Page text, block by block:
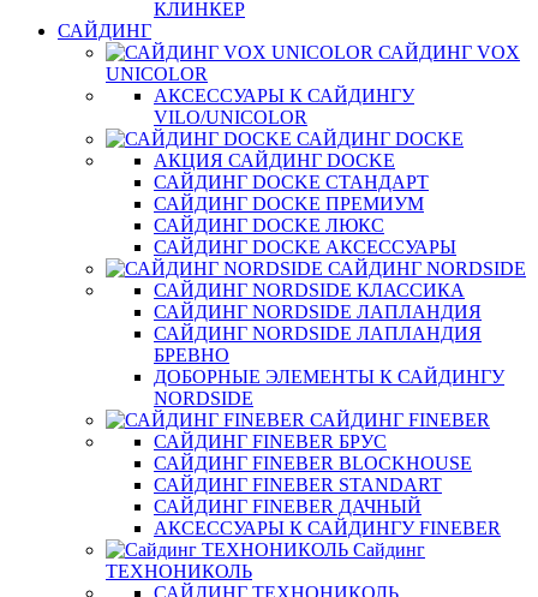
КЛИНКЕР
САЙДИНГ
САЙДИНГ VOX
UNICOLOR
АКСЕССУАРЫ К САЙДИНГУ
VILO/UNICOLOR
САЙДИНГ DOCKE
АКЦИЯ САЙДИНГ DOCKE
САЙДИНГ DOCKE СТАНДАРТ
САЙДИНГ DOCKE ПРЕМИУМ
САЙДИНГ DOCKE ЛЮКС
САЙДИНГ DOCKE АКСЕССУАРЫ
САЙДИНГ NORDSIDE
САЙДИНГ NORDSIDE КЛАССИКА
САЙДИНГ NORDSIDE ЛАПЛАНДИЯ
САЙДИНГ NORDSIDE ЛАПЛАНДИЯ
БРЕВНО
ДОБОРНЫЕ ЭЛЕМЕНТЫ К САЙДИНГУ
NORDSIDE
САЙДИНГ FINEBER
САЙДИНГ FINEBER БРУС
САЙДИНГ FINEBER BLOCKHOUSE
САЙДИНГ FINEBER STANDART
САЙДИНГ FINEBER ДАЧНЫЙ
АКСЕССУАРЫ К САЙДИНГУ FINEBER
Сайдинг
ТЕХНОНИКОЛЬ
САЙДИНГ ТЕХНОНИКОЛЬ